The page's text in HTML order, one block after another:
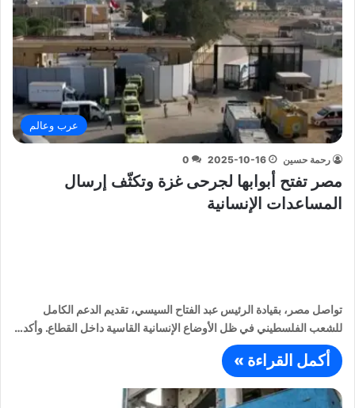
عرب وعالم
رحمة حسين 2025-10-16
0
مصر تفتح أبوابها لجرحى غزة وتكثّف إرسال
المساعدات الإنسانية
تواصل مصر، بقيادة الرئيس عبد الفتاح السيسي، تقديم الدعم الكامل
للشعب الفلسطيني في ظل الأوضاع الإنسانية القاسية داخل القطاع. وأكد…
أكمل القراءة »